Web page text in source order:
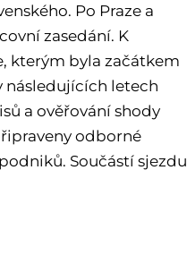
Po Praze a
zasedání. K
kterým byla začátkem
následujících letech
a ověřování shody
odborné
Součástí sjezdu